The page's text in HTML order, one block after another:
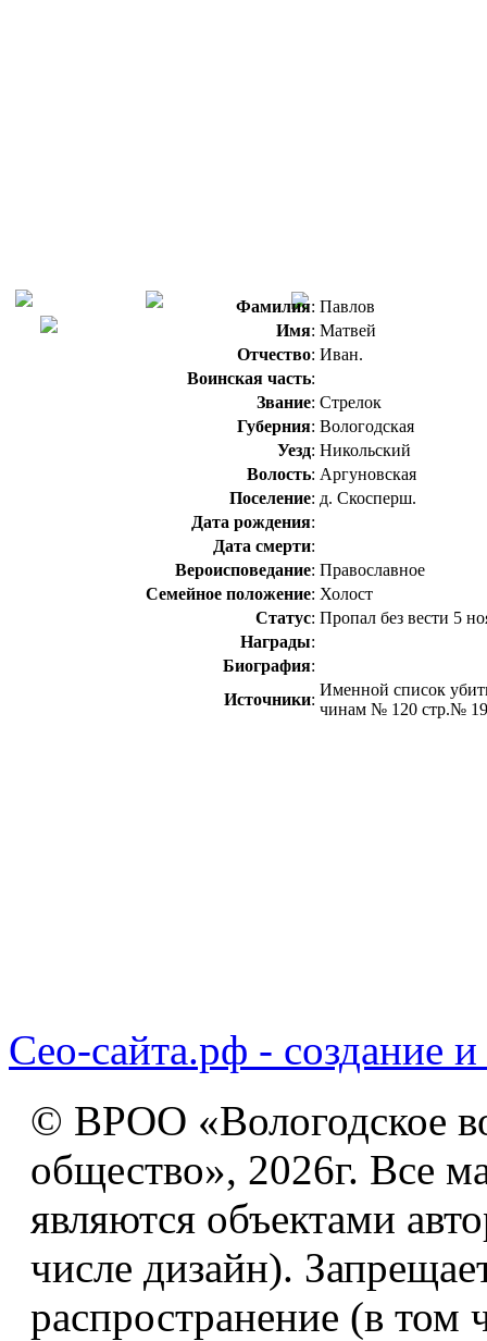
Фамилия: Павлов
Имя: Матвей
Отчество: Иван.
Воинская часть:
Звание: Стрелок
Губерния: Вологодская
Уезд: Никольский
Волость: Аргуновская
Поселение: д. Скосперш.
Дата рождения:
Дата смерти:
Вероисповедание: Православное
Семейное положение: Холост
Статус: Пропал без вести 5
Награды:
Биография:
Источники:
Именной список
чинам № 120 стр.№
Сео-сайта.рф - создание и
© ВРОО «Вологодское
общество», 2026г. Все
являются объектами
числе дизайн).
распространение (в том